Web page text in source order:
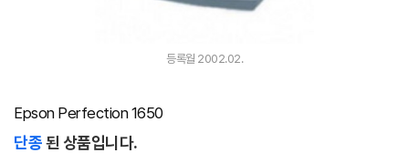
등록월 2002.02.
Epson Perfection 1650
단종된 상품입니다.